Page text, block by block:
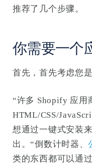
推荐了几个步骤。
你需要一个
首先，首先考虑您
“许多 Shopify 应用
HTML/CSS/
想通过一键式安装
出。“倒数计时器、
类的东西都可以通